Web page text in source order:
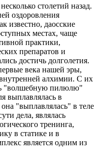
столетий назад.
оздоровления
известно, даосские
местах, чаще
практики,
препаратов и
достичь долголетия.
века нашей эры,
алхимии. С их
"волшебную пилюлю"
выплавлялась в
"выплавлялась" в теле
дела, являлась
тренинга,
в статике и в
является одним из